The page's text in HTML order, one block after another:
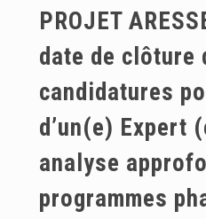
PROJET
date de clôture
candidatures
d’un(e) Expert
analyse
programmes